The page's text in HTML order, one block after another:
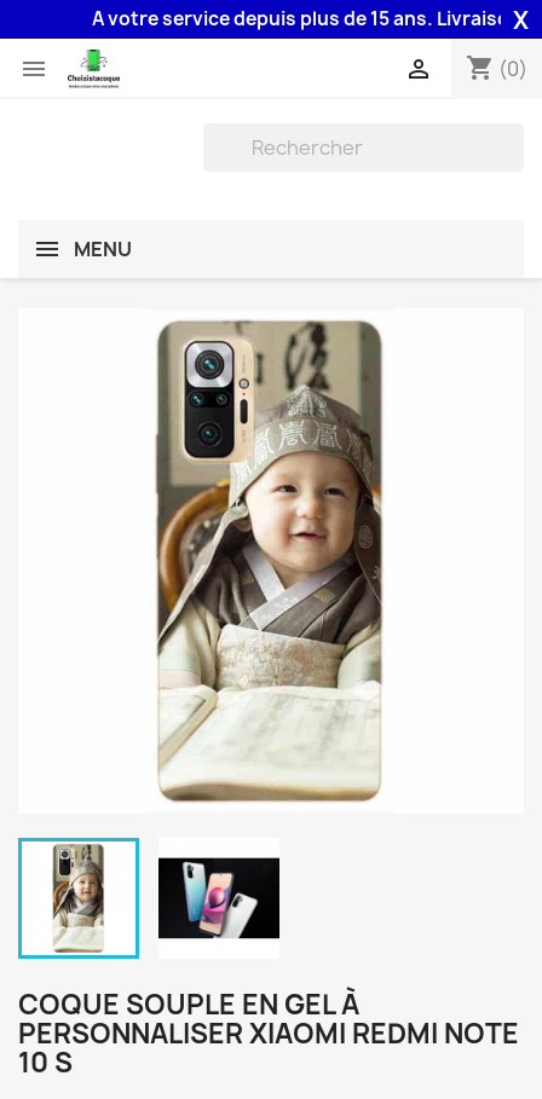
A votre service depuis plus de 15 ans. Livraison 48H
X
 shopping_cart (0)

MENU
COQUE SOUPLE EN GEL À
PERSONNALISER XIAOMI REDMI NOTE
10 S